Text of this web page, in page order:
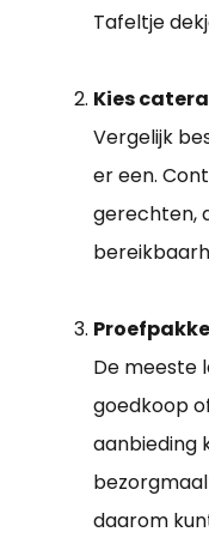
Tafeltje
Kies
Vergelijk
er een.
gerechten,
De meeste
goedkoop
aanbieding
daarom